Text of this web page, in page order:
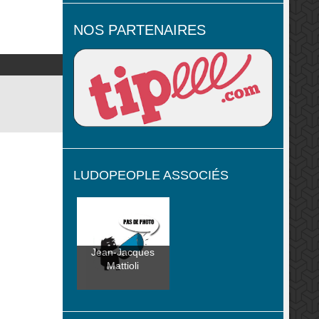
NOS PARTENAIRES
LUDOPEOPLE ASSOCIÉS
Jean-Jacques
Mattioli